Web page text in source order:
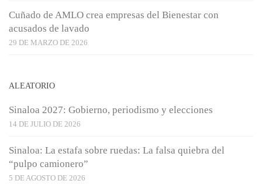
Cuñado de AMLO crea empresas del Bienestar con
acusados de lavado
29 DE MARZO DE 2026
ALEATORIO
Sinaloa 2027: Gobierno, periodismo y elecciones
14 DE JULIO DE 2026
Sinaloa: La estafa sobre ruedas: La falsa quiebra del
“pulpo camionero”
5 DE AGOSTO DE 2026